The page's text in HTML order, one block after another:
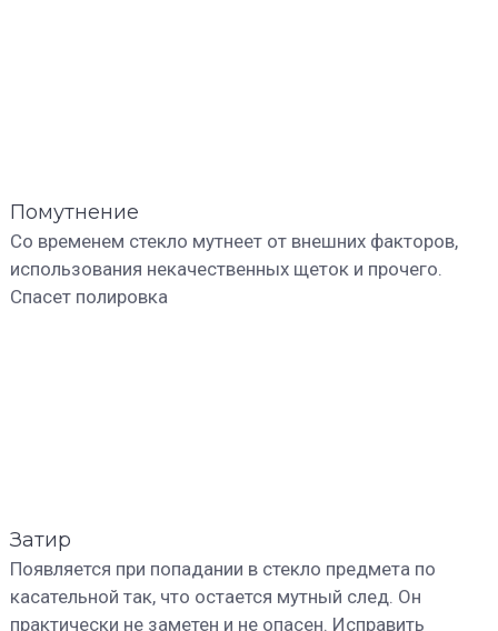
Помутнение
Со временем стекло мутнеет от внешних факторов,
использования некачественных щеток и прочего.
Спасет полировка
Затир
Появляется при попадании в стекло предмета по
касательной так, что остается мутный след. Он
практически не заметен и не опасен. Исправить